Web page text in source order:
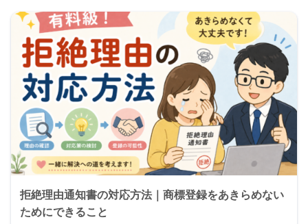
拒絶理由通知書の対応方法｜商標登録をあきらめない
ためにできること